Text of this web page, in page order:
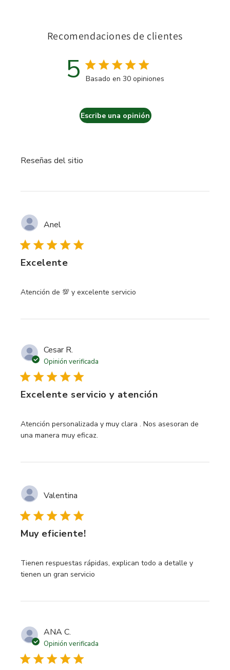
Recomendaciones de clientes
5 Calificación de 5 estrellas
Basado en 30 opiniones
Escribe una opinión
Reseñas del sitio
Anel
Excelente
Atención de 💯 y excelente servicio
read more about review content
Cesar R.
Opinión verificada
Excelente servicio y atención
Atención personalizada y muy clara . Nos asesoran de
una manera muy eficaz.
read more about review content Atención personalizada y
Valentina
Muy eficiente!
Tienen respuestas rápidas, explican todo a detalle y
tienen un gran servicio
read more about review content Tienen respuestas
ANA C.
Opinión verificada